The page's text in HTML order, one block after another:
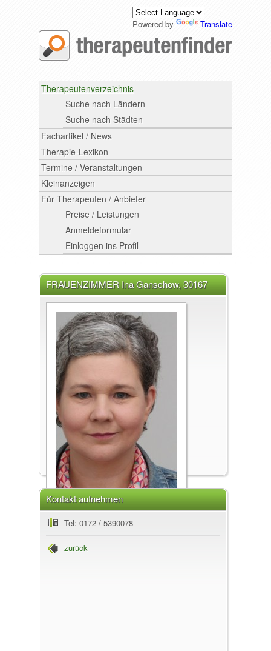
Powered by Translate
Therapeutenverzeichnis
Suche nach Ländern
Suche nach Städten
Fachartikel / News
Therapie-Lexikon
Termine / Veranstaltungen
Kleinanzeigen
Für Therapeuten / Anbieter
Preise / Leistungen
Anmeldeformular
Einloggen ins Profil
FRAUENZIMMER Ina Ganschow, 30167
Hannover
FRAUENZIMMER
Ina Ganschow, Heilpraktikerin beschränkt auf
Kontakt aufnehmen
Tel: 0172 / 5390078
zurück